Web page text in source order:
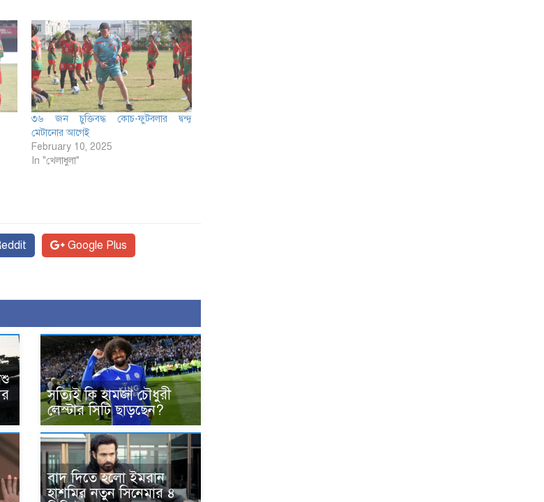
৩৬ জন চুক্তিবদ্ধ কোচ-ফুটবলার দ্বন্দ্ব
মেটানোর আগেই
February 10, 2025
In "খেলাধুলা"
Google Plus
সত্যিই কি হামজা চৌধুরী
লেস্টার সিটি ছাড়ছেন?
বাদ দিতে হলো ইমরান
হাশমির নতুন সিনেমার ৪